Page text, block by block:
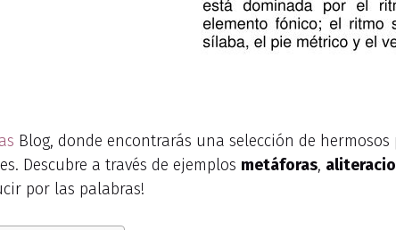
Blog, donde encontrarás una selección de hermosos
Descubre a través de ejemplos metáforas,
por las palabras!